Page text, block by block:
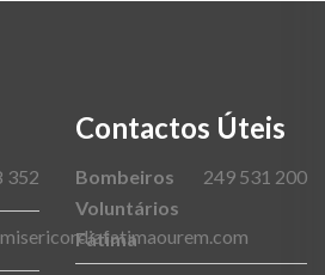
352
Contactos Úteis
Bombeiros
Voluntários
Fátima
249 531 200